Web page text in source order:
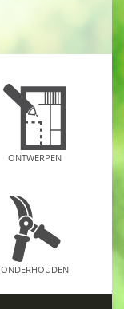
ONTWERPEN
ONDERHOUDEN